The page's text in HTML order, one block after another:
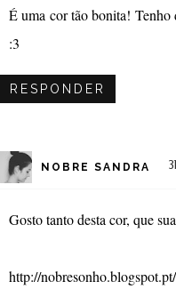
É uma cor tão bonita! Tenho
:3
RESPONDER
NOBRE SANDRA
Gosto tanto desta cor, que
http://nobresonho.blogspot.pt/